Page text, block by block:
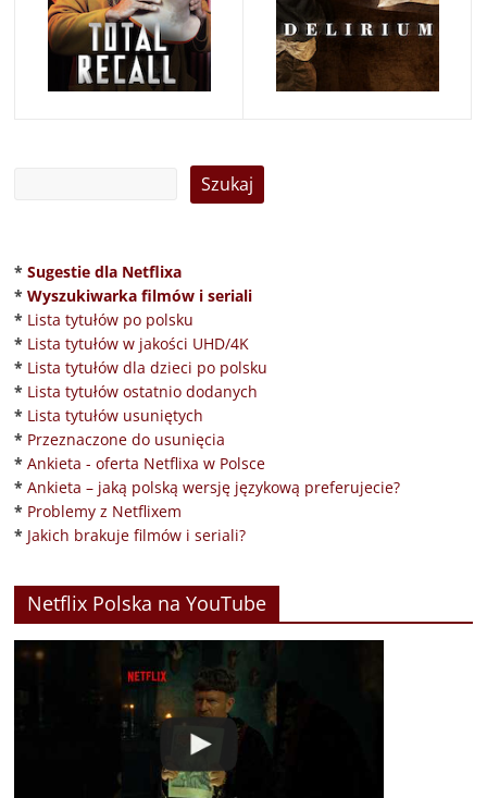
* Sugestie dla Netflixa
* Wyszukiwarka filmów i seriali
* Lista tytułów po polsku
* Lista tytułów w jakości UHD/4K
* Lista tytułów dla dzieci po polsku
* Lista tytułów ostatnio dodanych
* Lista tytułów usuniętych
* Przeznaczone do usunięcia
* Ankieta - oferta Netflixa w Polsce
* Ankieta – jaką polską wersję językową preferujecie?
* Problemy z Netflixem
* Jakich brakuje filmów i seriali?
Netflix Polska na YouTube